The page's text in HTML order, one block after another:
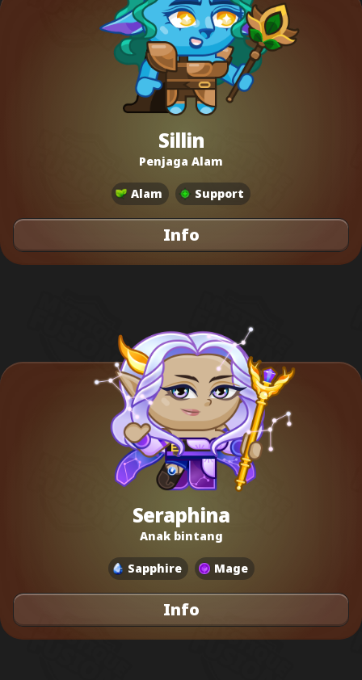
Sillin
Penjaga Alam
Alam Support
Info
Seraphina
Anak bintang
Sapphire Mage
Info